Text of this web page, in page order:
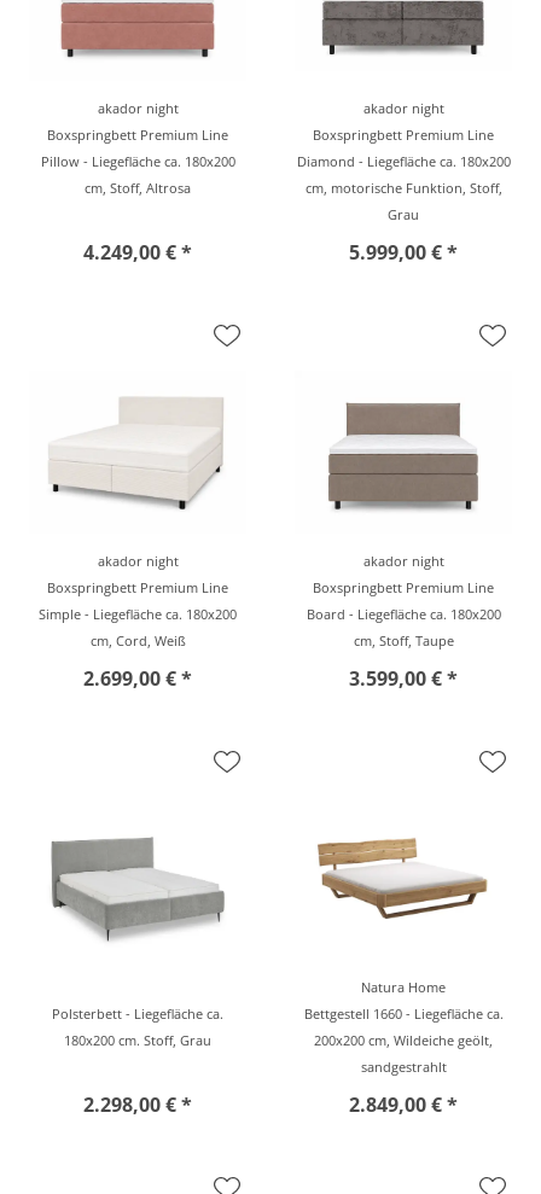
akador night
Boxspringbett Premium Line
Pillow - Liegefläche ca. 180x200
cm, Stoff, Altrosa
4.249,00 € *
akador night
Boxspringbett Premium Line
Diamond - Liegefläche ca. 180x200
cm, motorische Funktion, Stoff,
Grau
5.999,00 € *
akador night
Boxspringbett Premium Line
Simple - Liegefläche ca. 180x200
cm, Cord, Weiß
2.699,00 € *
akador night
Boxspringbett Premium Line
Board - Liegefläche ca. 180x200
cm, Stoff, Taupe
3.599,00 € *
Polsterbett - Liegefläche ca.
180x200 cm. Stoff, Grau
2.298,00 € *
Natura Home
Bettgestell 1660 - Liegefläche ca.
200x200 cm, Wildeiche geölt,
sandgestrahlt
2.849,00 € *